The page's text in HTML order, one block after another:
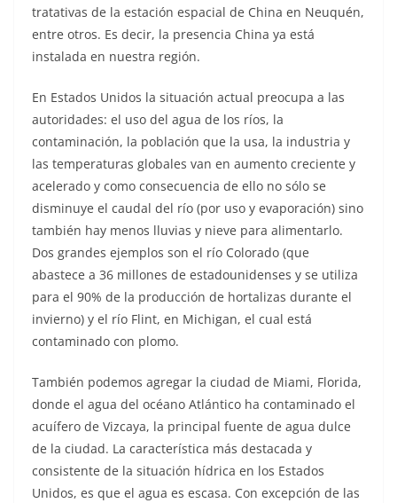
tratativas de la estación espacial de China en Neuquén,
entre otros. Es decir, la presencia China ya está
instalada en nuestra región.
En Estados Unidos la situación actual preocupa a las
autoridades: el uso del agua de los ríos, la
contaminación, la población que la usa, la industria y
las temperaturas globales van en aumento creciente y
acelerado y como consecuencia de ello no sólo se
disminuye el caudal del río (por uso y evaporación) sino
también hay menos lluvias y nieve para alimentarlo.
Dos grandes ejemplos son el río Colorado (que
abastece a 36 millones de estadounidenses y se utiliza
para el 90% de la producción de hortalizas durante el
invierno) y el río Flint, en Michigan, el cual está
contaminado con plomo.
También podemos agregar la ciudad de Miami, Florida,
donde el agua del océano Atlántico ha contaminado el
acuífero de Vizcaya, la principal fuente de agua dulce
de la ciudad. La característica más destacada y
consistente de la situación hídrica en los Estados
Unidos, es que el agua es escasa. Con excepción de las